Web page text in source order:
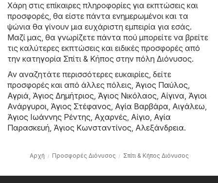
Χάρη στις επίκαιρες πληροφορίες για εκπτώσεις και
προσφορές, θα είστε πάντα ενημερωμένοι και τα
ψώνια θα γίνουν μια ευχάριστη εμπειρία για εσάς.
Μαζί μας, θα γνωρίζετε πάντα πού μπορείτε να βρείτε
τις καλύτερες εκπτώσεις και ειδικές προσφορές από
την κατηγορία Σπίτι & Κήπος στην πόλη Διόνυσος.
Αν αναζητάτε περισσότερες ευκαιρίες, δείτε
προσφορές και από άλλες πόλεις, Άγιος Παύλος,
Αγριά, Άγιος Δημήτριος, Άγιος Νικόλαος, Αίγινα, Άγιοι
Ανάργυροι, Άγιος Στέφανος, Αγία Βαρβάρα, Αιγάλεω,
Άγιος Ιωάννης Ρέντης, Αχαρνές, Αίγιο, Αγία
Παρασκευή, Άγιος Κωνσταντίνος, Αλεξάνδρεια.
Αρχή Προσφορές Διόνυσος Σπίτι & Κήπος Διόνυσος